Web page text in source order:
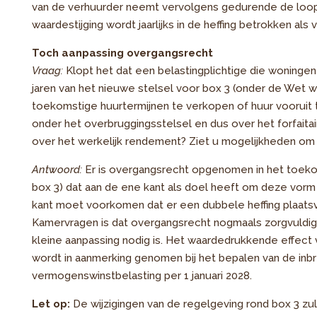
van de verhuurder neemt vervolgens gedurende de
waardestijging wordt jaarlijks in de heffing betrokken als
Toch aanpassing overgangsrecht
Vraag:Klopt het dat een belastingplichtige die
jaren van het nieuwe stelsel voor box 3 (onder de Wet
toekomstige huurtermijnen te verkopen of huur
onder het overbruggingsstelsel en dus over het
over het werkelijk rendement? Ziet u mogelijkheden
Antwoord:Er is overgangsrecht opgenomen in het
box 3) dat aan de ene kant als doel heeft om deze
kant moet voorkomen dat er een dubbele heffing
Kamervragen is dat overgangsrecht nogmaals
kleine aanpassing nodig is. Het waardedrukkende
wordt in aanmerking genomen bij het bepalen van de
vermogenswinstbelasting per 1 januari 2028.
Let op: De wijzigingen van de regelgeving rond box 3